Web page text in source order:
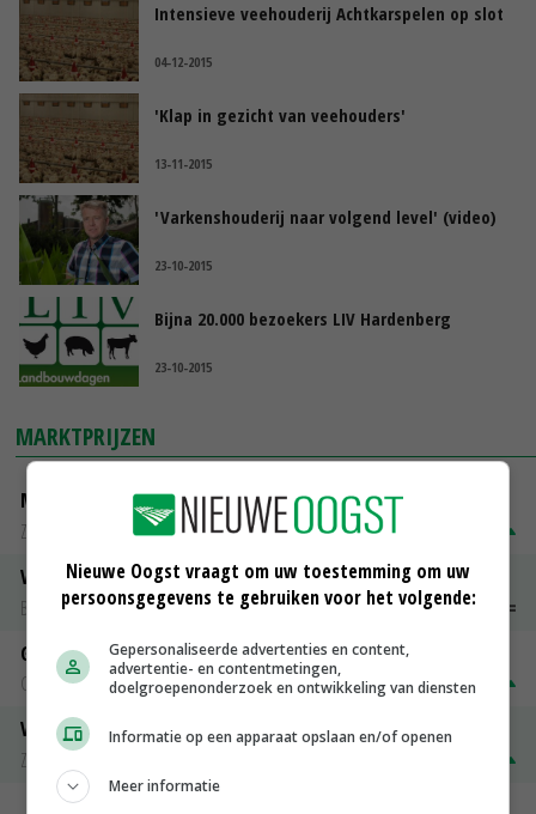
Intensieve veehouderij Achtkarspelen op slot
04-12-2015
'Klap in gezicht van veehouders'
13-11-2015
'Varkenshouderij naar volgend level' (video)
23-10-2015
Bijna 20.000 bezoekers LIV Hardenberg
23-10-2015
MARKTPRIJZEN
Magere melkpoeder
Zuivel NL
€ 269,00
Vleeskuikens 2001-2600 gr
Barneveld
€ 1,09~ € 1,11
Gerst
Groningen
€ 197,00 € 2,00
Volle melkpoeder
Zuivel NL
Nieuwe Oogst vraagt om uw toestemming om uw
persoonsgegevens te gebruiken voor het volgende:
Gepersonaliseerde advertenties en content,
advertentie- en contentmetingen,
doelgroepenonderzoek en ontwikkeling van diensten
Informatie op een apparaat opslaan en/of openen
Meer informatie